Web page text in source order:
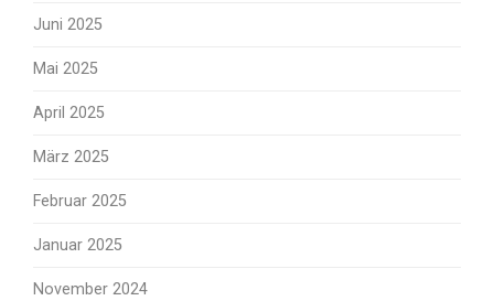
Juni 2025
Mai 2025
April 2025
März 2025
Februar 2025
Januar 2025
November 2024